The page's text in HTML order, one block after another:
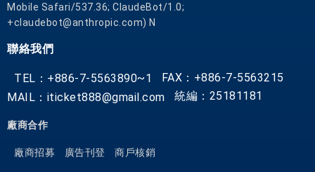
Mobile Safari/537.36; ClaudeBot/1.0;
+claudebot@anthropic.com) N
聯絡我們
TEL：+886-7-5563890~1
FAX：+886-7-5563215
MAIL：iticket888@gmail.com
統編：25181181
廠商合作
廠商招募 廣告刊登 商戶核銷